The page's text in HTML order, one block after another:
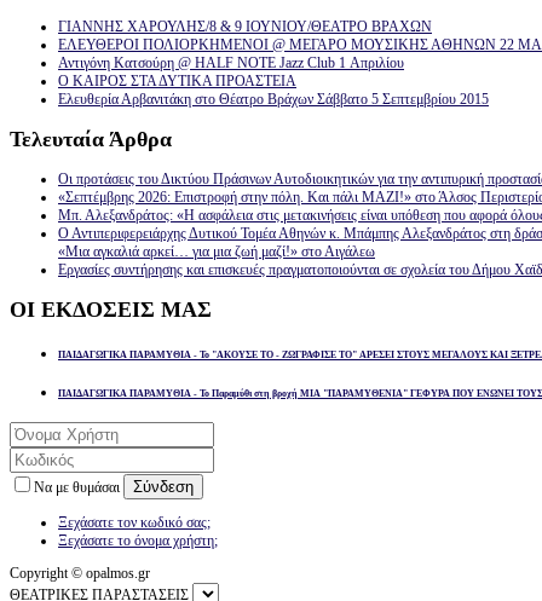
ΓΙΑΝΝΗΣ ΧΑΡΟΥΛΗΣ/8 & 9 ΙΟΥΝΙΟΥ/ΘΕΑΤΡΟ ΒΡΑΧΩΝ
ΕΛΕΥΘΕΡΟΙ ΠΟΛΙΟΡΚΗΜΕΝΟΙ @ ΜΕΓΑΡΟ ΜΟΥΣΙΚΗΣ ΑΘΗΝΩΝ 22
Αντιγόνη Κατσούρη @ HALF NOTE Jazz Club 1 Απριλίου
Ο ΚΑΙΡΟΣ ΣΤΑ ΔΥΤΙΚΑ ΠΡΟΑΣΤΕΙΑ
Ελευθερία Αρβανιτάκη στο Θέατρο Βράχων Σάββατο 5 Σεπτεμβρίου 2015
Τελευταία Άρθρα
Οι προτάσεις του Δικτύου Πράσινων Αυτοδιοικητικών για την αντιπυρική
«Σεπτέμβρης 2026: Επιστροφή στην πόλη. Και πάλι ΜΑΖΙ!» στο Άλσος
Μπ. Αλεξανδράτος: «Η ασφάλεια στις μετακινήσεις είναι υπόθεση που αφορά
Ο Αντιπεριφερειάρχης Δυτικού Τομέα Αθηνών κ. Μπάμπης Αλεξανδράτος στη
«Μια αγκαλιά αρκεί… για μια ζωή μαζί!» στο Αιγάλεω
Εργασίες συντήρησης και επισκευές πραγματοποιούνται σε σχολεία του Δήμου
ΟΙ ΕΚΔΟΣΕΙΣ ΜΑΣ
ΠΑΙΔΑΓΩΓΙΚΑ ΠΑΡΑΜΥΘΙΑ - Το "ΑΚΟΥΣΕ ΤΟ - ΖΩΓΡΑΦΙΣΕ ΤΟ" ΑΡΕΣΕΙ ΣΤΟΥΣ ΜΕΓΑΛΟΥΣ ΚΑΙ
ΠΑΙΔΑΓΩΓΙΚΑ ΠΑΡΑΜΥΘΙΑ - Το Παραμύθι στη βροχή ΜΙΑ "ΠΑΡΑΜΥΘΕΝΙΑ" ΓΕΦΥΡΑ ΠΟΥ ΕΝΩΝΕΙ
Να με θυμάσαι Σύνδεση
Ξεχάσατε τον κωδικό σας;
Ξεχάσατε το όνομα χρήστη;
Copyright © opalmos.gr
ΘΕΑΤΡΙΚΕΣ ΠΑΡΑΣΤΑΣΕΙΣ